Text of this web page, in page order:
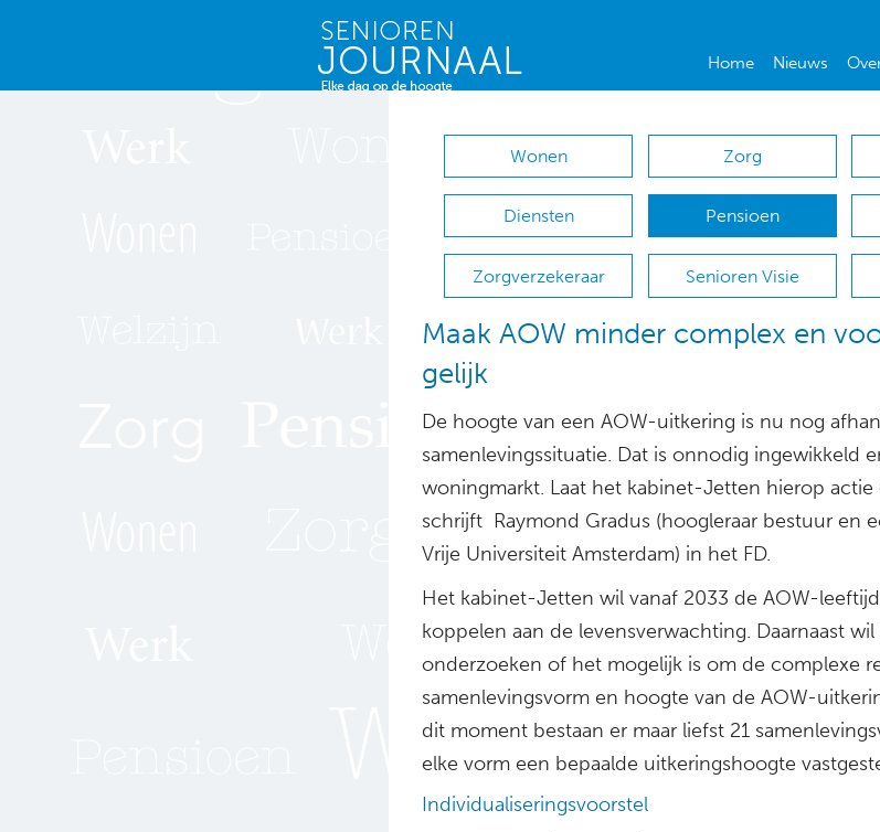
Home Nieuws
Wonen Zorg
Diensten Pensioen
Zorgverzekeraar Senioren Visie
Maak AOW minder complex en
gelijk
De hoogte van een AOW-uitkering is nu nog
samenlevingssituatie. Dat is onnodig ingewikkeld
woningmarkt. Laat het kabinet-Jetten hierop actie
schrijft Raymond Gradus (hoogleraar bestuur en
Vrije Universiteit Amsterdam) in het FD.
Het kabinet-Jetten wil vanaf 2033 de AOW-
koppelen aan de levensverwachting. Daarnaast
onderzoeken of het mogelijk is om de complexe
samenlevingsvorm en hoogte van de AOW-
dit moment bestaan er maar liefst 21
elke vorm een bepaalde uitkeringshoogte
Individualiseringsvoorstel